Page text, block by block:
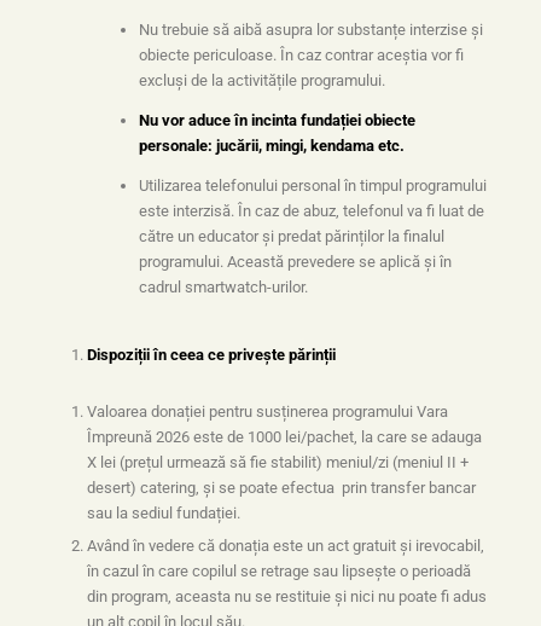
Nu trebuie să aibă asupra lor substanțe interzise și
obiecte periculoase. În caz contrar aceștia vor fi
excluși de la activitățile programului.
Nu vor aduce în incinta fundației obiecte
personale: jucării, mingi, kendama etc.
Utilizarea telefonului personal în timpul programului
este interzisă. În caz de abuz, telefonul va fi luat de
către un educator și predat părinților la finalul
programului. Această prevedere se aplică și în
cadrul smartwatch-urilor.
Dispoziții în ceea ce privește părinții
Valoarea donației pentru susținerea programului Vara
Împreună 2026 este de 1000 lei/pachet, la care se adauga
X lei (prețul urmează să fie stabilit) meniul/zi (meniul II +
desert) catering, și se poate efectua prin transfer bancar
sau la sediul fundației.
Având în vedere că donația este un act gratuit și irevocabil,
în cazul în care copilul se retrage sau lipsește o perioadă
din program, aceasta nu se restituie și nici nu poate fi adus
un alt copil în locul său.